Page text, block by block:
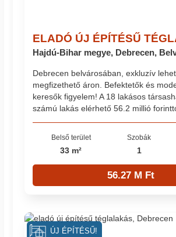
ELADÓ ÚJ ÉPÍTÉSŰ
Hajdú-Bihar megye, Debrecen,
Debrecen belvárosában, exkluzív
megfizethető áron. Befektetők és
keresők figyelem! A 18 lakásos
számú lakás elérhető 56.2 millió
Belső terület
33 m²
Szobák
1
56.27 M Ft
ÚJ ÉPÍTÉSŰ!